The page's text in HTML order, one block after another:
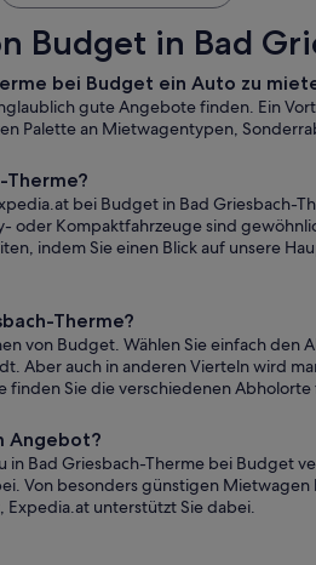
Budget in Bad
bei Budget ein Auto zu
gute Angebote finden. Ein
Palette an Mietwagentypen,
bei Budget in Bad Griesbach-
oder Kompaktfahrzeuge sind
indem Sie einen Blick auf unsere
Therme?
von Budget. Wählen Sie einfach den
Aber auch in anderen Vierteln wird
finden Sie die verschiedenen
Angebot?
Bad Griesbach-Therme bei Budget
Von besonders günstigen Mietwagen
Expedia.at unterstützt Sie dabei.